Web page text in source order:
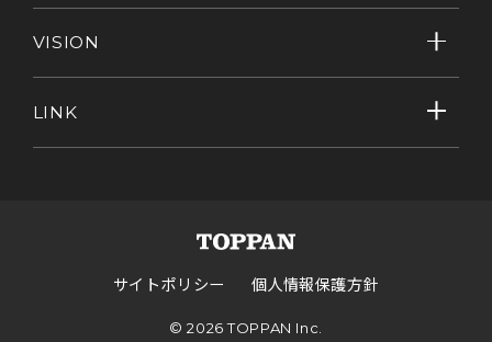
VISION
LINK
サイトポリシー 個人情報保護方針
©2026 TOPPAN Inc.